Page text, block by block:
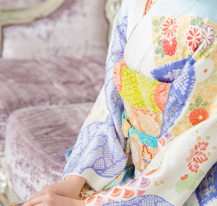
ショッピングを続ける
カートを確認する
青柳 振袖
吉澤 振袖
総絞り 振袖
桶絞り 振袖
手刺繍 振袖
並び順
その他
在庫あり セール